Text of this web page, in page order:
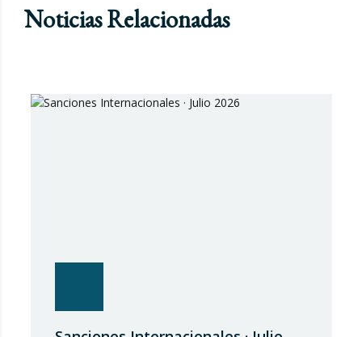
Noticias Relacionadas